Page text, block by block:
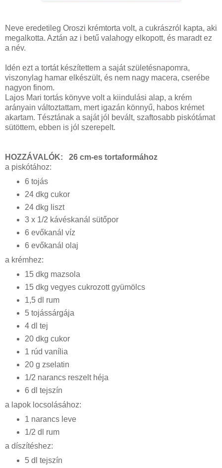
Neve eredetileg Oroszi krémtorta volt, a cukrászról kapta, aki
megalkotta. Aztán az i betű valahogy elkopott, és maradt ez
a név.
Idén ezt a tortát készítettem a saját születésnapomra,
viszonylag hamar elkészült, és nem nagy macera, cserébe
nagyon finom.
Lajos Mari tortás könyve volt a kiindulási alap, a krém
arányain változtattam, mert igazán könnyű, habos krémet
akartam. Tésztának a saját jól bevált, szaftosabb piskótámat
sütöttem, ebben is jól szerepelt.
HOZZÁVALÓK: 26 cm-es tortaformához
a piskótához:
6 tojás
24 dkg cukor
24 dkg liszt
3 x 1/2 kávéskanál sütőpor
6 evőkanál víz
6 evőkanál olaj
a krémhez:
15 dkg mazsola
15 dkg vegyes cukrozott gyümölcs
1,5 dl rum
5 tojássárgája
4 dl tej
20 dkg cukor
1 rúd vanília
20 g zselatin
1/2 narancs reszelt héja
6 dl tejszín
a lapok locsolásához:
1 narancs leve
1/2 dl rum
a díszítéshez:
5 dl tejszín